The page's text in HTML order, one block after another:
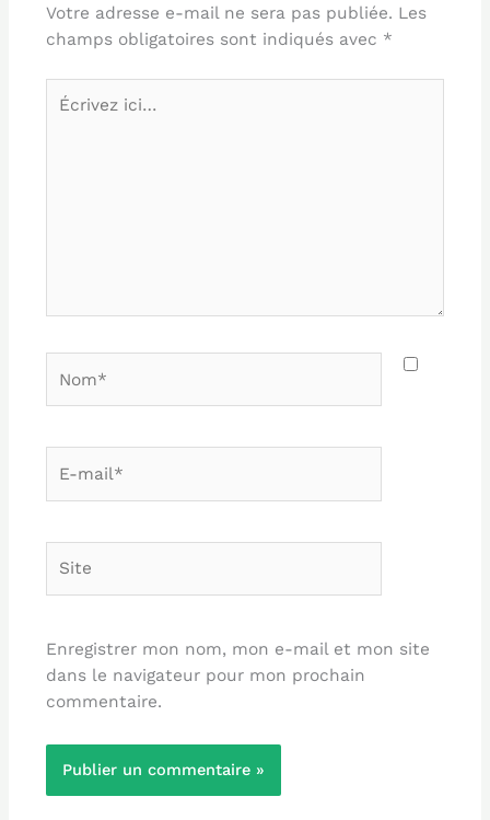
Votre adresse e-mail ne sera pas publiée. Les
champs obligatoires sont indiqués avec *
ici…
mail*
Enregistrer mon nom, mon e-mail et mon site
dans le navigateur pour mon prochain
commentaire.